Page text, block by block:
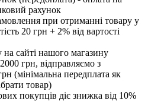
рахунок
при отриманні товару у
20 грн + 2% від вартості
сайті нашого магазину
грн, відправляємо з
(мінімальна передплата як
товар)
покупців діє знижка від 10%